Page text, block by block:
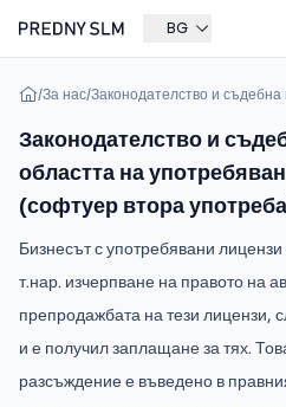
BG
/За нас/Законодателство и съдебна
Законодателство и
областта на
(софтуер втора
Бизнесът с употребявани
т.нар. изчерпване на правото на
препродажбата на тези лицензи,
и е получил заплащане за тях.
разсъждение е въведено в